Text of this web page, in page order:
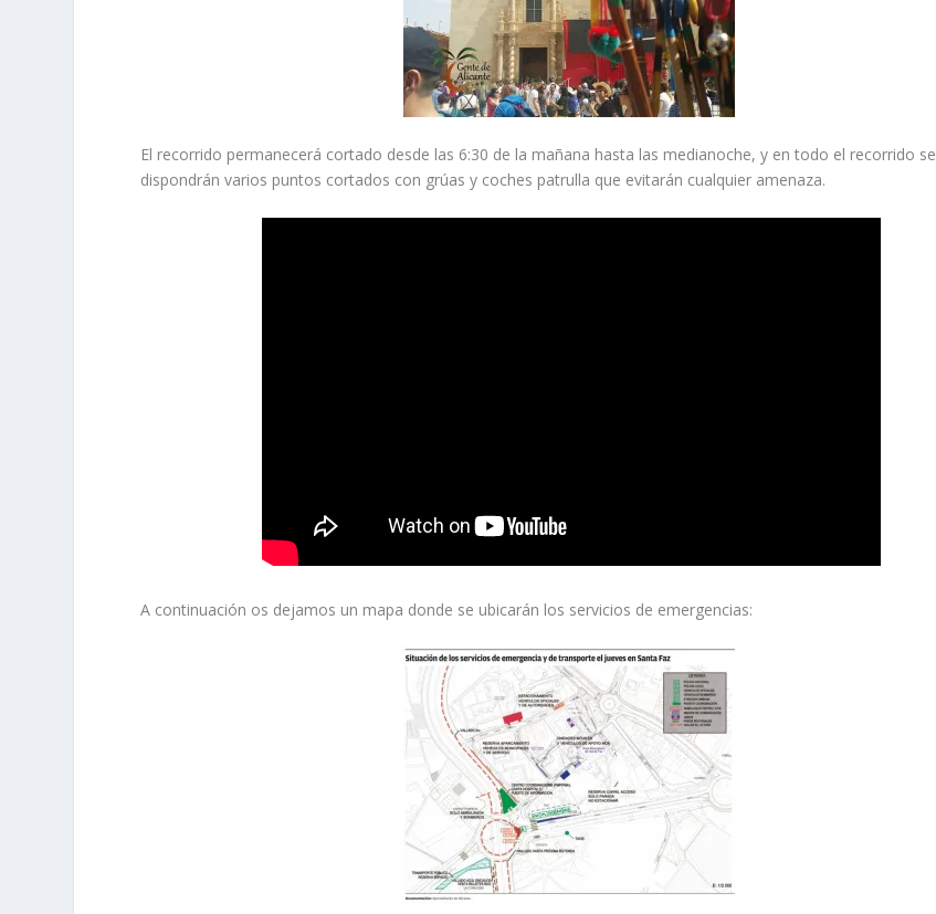
El recorrido permanecerá cortado desde las 6:30 de la mañana hasta las medianoche, y en todo el recorrido se
dispondrán varios puntos cortados con grúas y coches patrulla que evitarán cualquier amenaza.
A continuación os dejamos un mapa donde se ubicarán los servicios de emergencias: